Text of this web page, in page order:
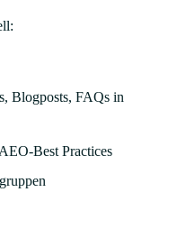
Blogposts, FAQs in
Best Practices